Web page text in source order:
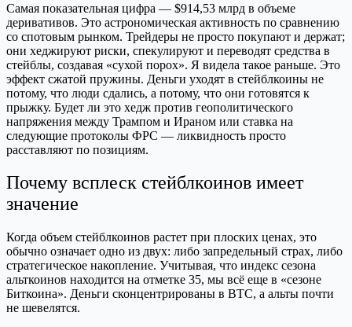
Самая показательная цифра — $914,53 млрд в объеме
деривативов. Это астрономическая активность по сравнению
со спотовым рынком. Трейдеры не просто покупают и держат;
они хеджируют риски, спекулируют и переводят средства в
стейблы, создавая «сухой порох». Я видела такое раньше. Это
эффект сжатой пружины. Деньги уходят в стейблкоины не
потому, что люди сдались, а потому, что они готовятся к
прыжку. Будет ли это хедж против геополитического
напряжения между Трампом и Ираном или ставка на
следующие протоколы ФРС — ликвидность просто
расставляют по позициям.
Почему всплеск стейблкоинов имеет
значение
Когда объем стейблкоинов растет при плоских ценах, это
обычно означает одно из двух: либо запредельный страх, либо
стратегическое накопление. Учитывая, что индекс сезона
альткоинов находится на отметке 35, мы всё еще в «сезоне
Биткоина». Деньги сконцентрированы в BTC, а альты почти
не шевелятся.